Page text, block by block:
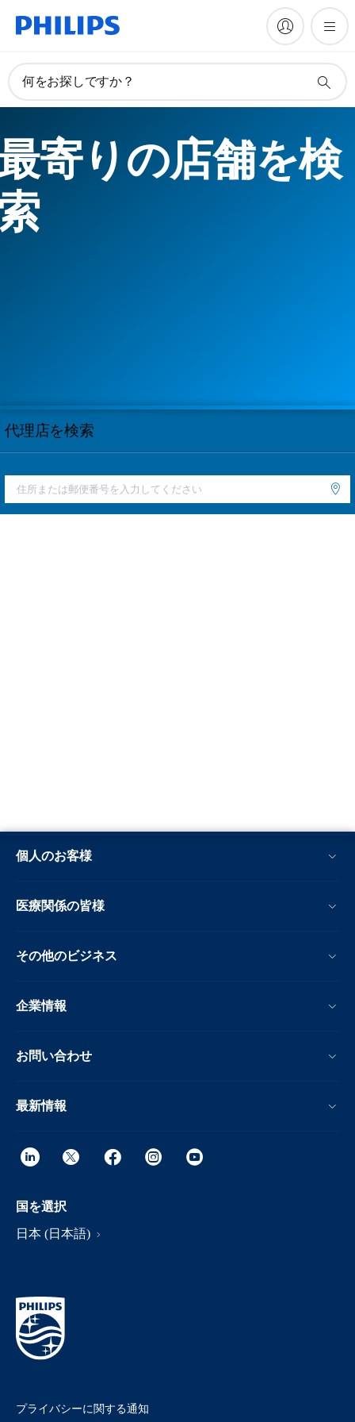
何をお探しですか？
寄りの店舗を検
代理店を検索
個人のお客様
医療関係の皆様
その他のビジネス
企業情報
お問い合わせ
最新情報
国を選択
日本 (日本語)
プライバシーに関する通知